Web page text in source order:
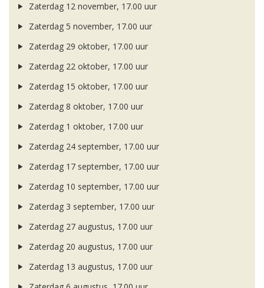
Zaterdag 12 november, 17.00 uur
Zaterdag 5 november, 17.00 uur
Zaterdag 29 oktober, 17.00 uur
Zaterdag 22 oktober, 17.00 uur
Zaterdag 15 oktober, 17.00 uur
Zaterdag 8 oktober, 17.00 uur
Zaterdag 1 oktober, 17.00 uur
Zaterdag 24 september, 17.00 uur
Zaterdag 17 september, 17.00 uur
Zaterdag 10 september, 17.00 uur
Zaterdag 3 september, 17.00 uur
Zaterdag 27 augustus, 17.00 uur
Zaterdag 20 augustus, 17.00 uur
Zaterdag 13 augustus, 17.00 uur